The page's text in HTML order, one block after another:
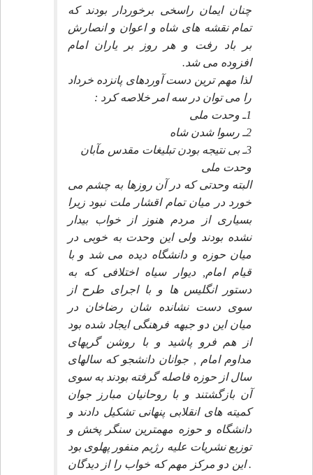
چنان ايمان راسخى برخوردار بودند كه
تمام نقشه هاى شاه و اعوان و انصارش
بر باد رفت و هر روز بر ياران امام
افزوده مى شد.
لذا مهم ترين دست آوردهاى پانزده خرداد
را مى توان در سه امر خلاصه كرد :
1ـ وحدت ملى
2ـ رسوا شدن شاه
3ـ بى نتيجه بودن تبليغات مقدس مآبان
وحدت ملى
البته وحدتى كه در آن روزها به چشم مى
خورد در ميان تمام اقشار ملت نبود زيرا
بسيارى از مردم هنوز از خواب بيدار
نشده بودند ولى اين وحدت به خوبى در
ميان حوزه و دانشگاه ديده مى شد و با
قيام امام, ديوار سياه اختلافى كه به
دستور انگليس ها و با اجراى طرح از
سوى دست نشانده شان رضاخان در
ميان اين دو جبهه فرهنگى ايجاد شده بود
از هم فرو پاشيد و با روشن گريهاى
مداوم امام , جوانان دانشجو كه سالهاى
سال از حوزه فاصله گرفته بودند به سوى
آن بازگشتند و با روحانيان مبارز جوان
كميته هاى انقلابى پنهانى تشكيل دادند و
دانشگاه و حوزه مهمترين سنگر پخش و
توزيع نشريات عليه رژيم منفور پهلوى بود
. اين دو مركز مهم كه خواب را از ديدگان